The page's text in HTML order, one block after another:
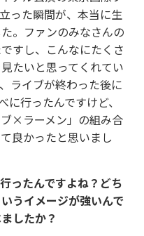
った瞬間が、本当に生
。ファンのみなさんの
すし、こんなにたくさ
たいと思ってくれてい
ライブが終わった後に
行ったんですけど、
×ラーメン」の組み合
良かったと思いまし
ったんですよね？どち
うイメージが強いんで
したか？